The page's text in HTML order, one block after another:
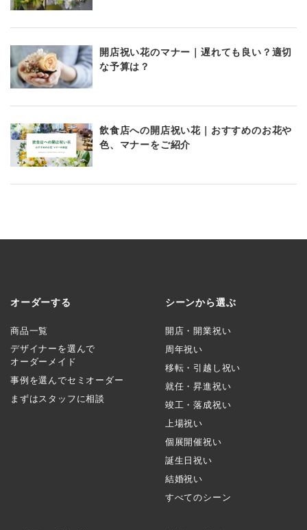
開店祝い花のマナー｜遅れても良い？適切
な予算は？
飲食店への開店祝い花｜おすすめのお花や
色、マナーをご紹介
オーダーする
商品一覧
デザイナーを選んで
オーダーメイド
事例を選んでセミオーダー
まずはスタッフに相談
シーンから選ぶ
開店・開業祝い
周年祝い
移転・引越し祝い
就任・昇進祝い
竣工・落成祝い
上場祝い
個展開催祝い
誕生日祝い
結婚祝い
すべてのシーン